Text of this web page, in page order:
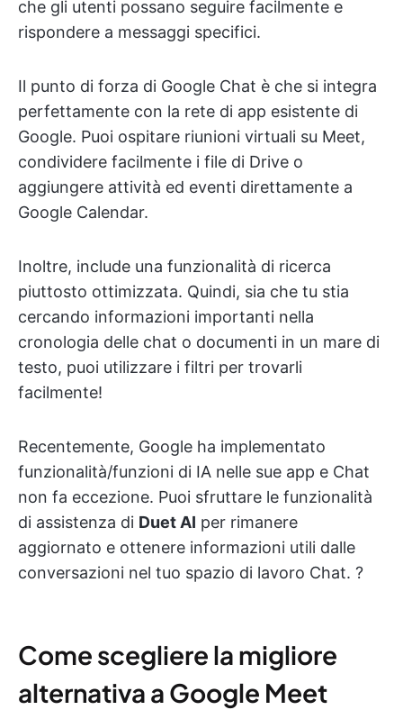
che gli utenti possano seguire facilmente e
rispondere a messaggi specifici.
Il punto di forza di Google Chat è che si integra
perfettamente con la rete di app esistente di
Google. Puoi ospitare riunioni virtuali su Meet,
condividere facilmente i file di Drive o
aggiungere attività ed eventi direttamente a
Google Calendar.
Inoltre, include una funzionalità di ricerca
piuttosto ottimizzata. Quindi, sia che tu stia
cercando informazioni importanti nella
cronologia delle chat o documenti in un mare di
testo, puoi utilizzare i filtri per trovarli
facilmente!
Recentemente, Google ha implementato
funzionalità/funzioni di IA nelle sue app e Chat
non fa eccezione. Puoi sfruttare le funzionalità
di assistenza di Duet AI per rimanere
aggiornato e ottenere informazioni utili dalle
conversazioni nel tuo spazio di lavoro Chat. ?
Come scegliere la migliore
alternativa a Google Meet